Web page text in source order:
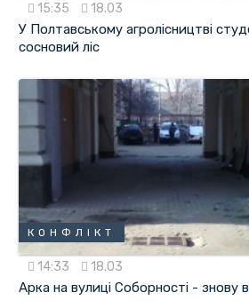
15:35 18.03
У Полтавському агролісництві
сосновий ліс
КОНФЛІКТ
14:33 18.03
Арка на вулиці Соборності - знову